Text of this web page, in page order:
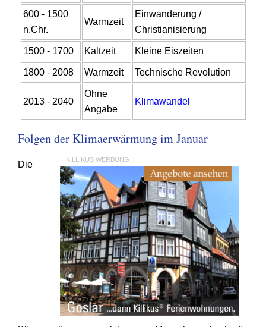
600 - 1500
n.Chr.
Warmzeit
Einwanderung /
Christianisierung
1500 - 1700 Kaltzeit Kleine Eiszeiten
1800 - 2008 Warmzeit Technische Revolution
2013 - 2040
Ohne
Angabe
Klimawandel
Folgen der Klimaerwärmung im Januar
KILLIKUS WERBUNG
Die